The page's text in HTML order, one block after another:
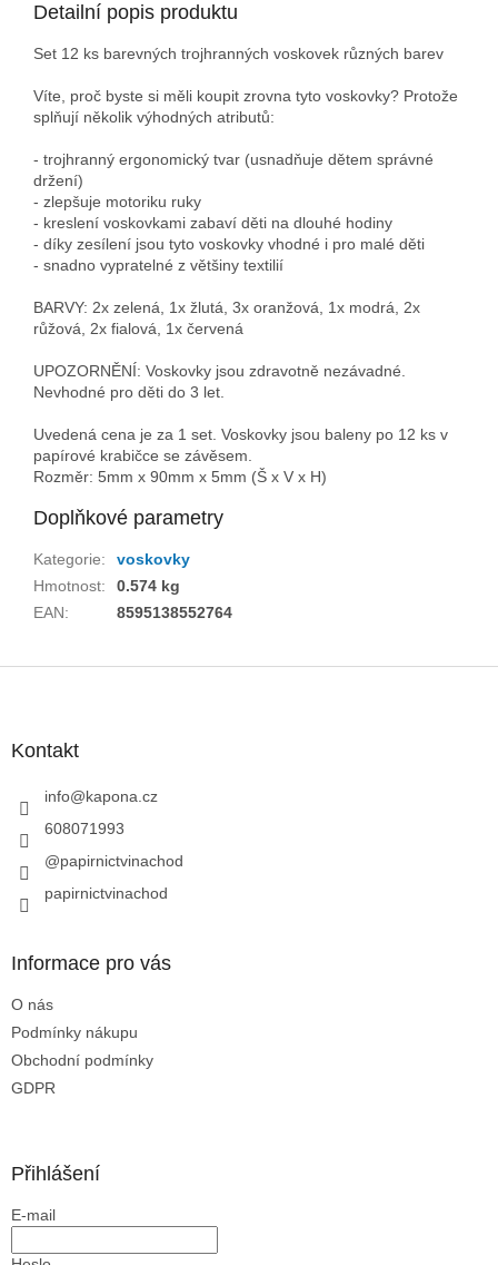
Detailní popis produktu
Set 12 ks barevných trojhranných voskovek různých barev
Víte, proč byste si měli koupit zrovna tyto voskovky? Protože
splňují několik výhodných atributů:
- trojhranný ergonomický tvar (usnadňuje dětem správné
držení)
- zlepšuje motoriku ruky
- kreslení voskovkami zabaví děti na dlouhé hodiny
- díky zesílení jsou tyto voskovky vhodné i pro malé děti
- snadno vypratelné z většiny textilií
BARVY: 2x zelená, 1x žlutá, 3x oranžová, 1x modrá, 2x
růžová, 2x fialová, 1x červená
UPOZORNĚNÍ: Voskovky jsou zdravotně nezávadné.
Nevhodné pro děti do 3 let.
Uvedená cena je za 1 set. Voskovky jsou baleny po 12 ks v
papírové krabičce se závěsem.
Rozměr: 5mm x 90mm x 5mm (Š x V x H)
Doplňkové parametry
Kategorie:
voskovky
Hmotnost:
0.574 kg
EAN: 8595138552764
Kontakt
info@kapona.cz
608071993
@papirnictvinachod
papirnictvinachod
Informace pro vás
O nás
Podmínky nákupu
Obchodní podmínky
GDPR
Přihlášení
E-mail